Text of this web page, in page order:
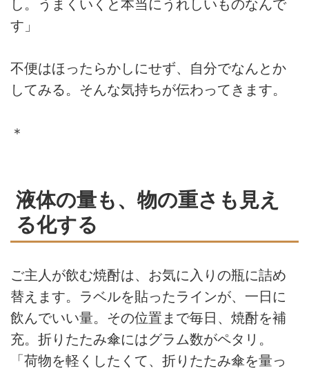
し。うまくいくと本当にうれしいものなんで
す」
不便はほったらかしにせず、自分でなんとか
してみる。そんな気持ちが伝わってきます。
＊
液体の量も、物の重さも見え
る化する
ご主人が飲む焼酎は、お気に入りの瓶に詰め
替えます。ラベルを貼ったラインが、一日に
飲んでいい量。その位置まで毎日、焼酎を補
充。折りたたみ傘にはグラム数がペタリ。
「荷物を軽くしたくて、折りたたみ傘を量っ